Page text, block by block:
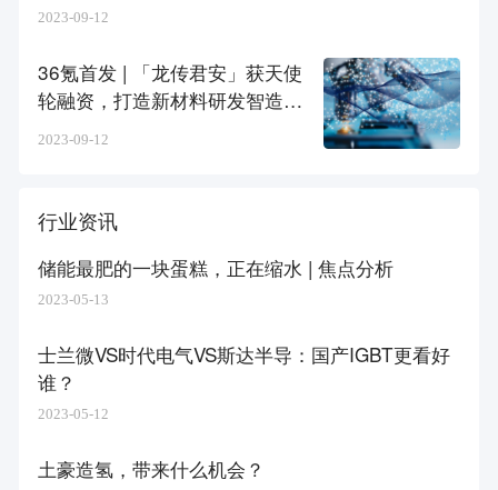
2023-09-12
36氪首发 | 「龙传君安」获天使
轮融资，打造新材料研发智造平
2023-09-12
行业资讯
储能最肥的一块蛋糕，正在缩水 | 焦点分析
2023-05-13
士兰微VS时代电气VS斯达半导：国产IGBT更看好
谁？
2023-05-12
土豪造氢，带来什么机会？